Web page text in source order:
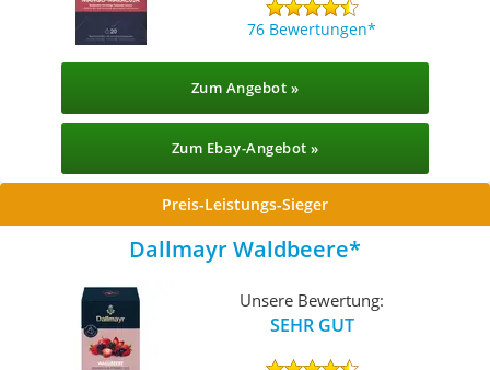
76 Bewertungen
Zum Angebot »
Zum Ebay-Angebot »
Preis-Leistungs-Sieger
Dallmayr Waldbeere
Unsere Bewertung:
SEHR GUT